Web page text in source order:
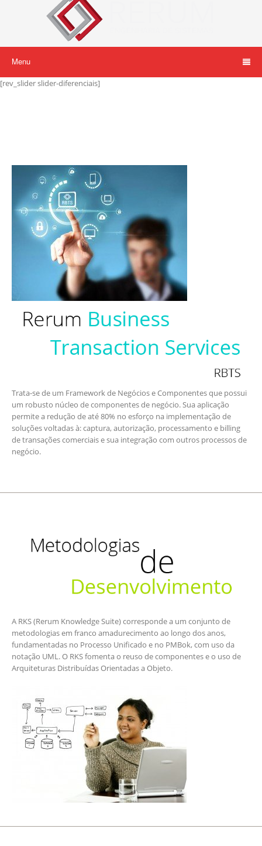
Menu
[rev_slider slider-diferenciais]
Trata-se de um Framework de Negócios e Componentes que possui
um robusto núcleo de componentes de negócio. Sua aplicação
permite a redução de até 80% no esforço na implementação de
soluções voltadas à: captura, autorização, processamento e billing
de transações comerciais e sua integração com outros processos de
negócio.
A RKS (Rerum Knowledge Suite) corresponde a um conjunto de
metodologias em franco amadurecimento ao longo dos anos,
fundamentadas no Processo Unificado e no PMBok, com uso da
notação UML. O RKS fomenta o reuso de componentes e o uso de
Arquiteturas Distribuídas Orientadas a Objeto.